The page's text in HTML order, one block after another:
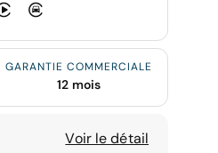
GARANTIE COMMERCIALE
12 mois
Voir le détail